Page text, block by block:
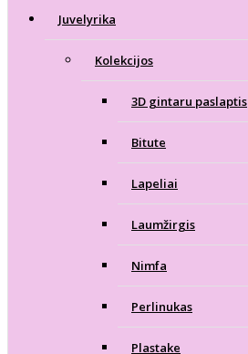
Juvelyrika
Kolekcijos
3D gintaru paslaptis
Bitute
Lapeliai
Laumžirgis
Nimfa
Perlinukas
Plastake